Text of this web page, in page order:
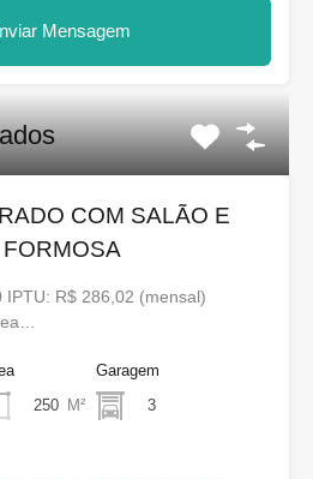
Mensagem
COM SALÃO E
IPTU: R$ 286,02 (mensal)
250 M²
Garagem
3